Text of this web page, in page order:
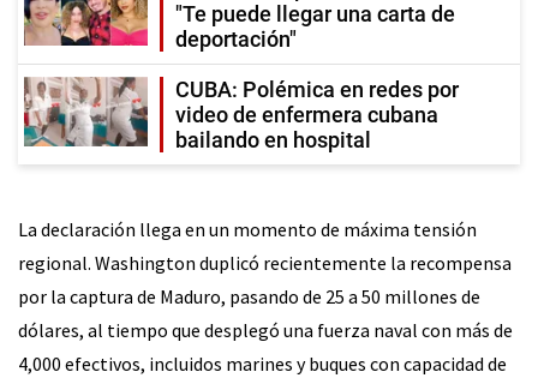
"Te puede llegar una carta de
deportación"
CUBA: Polémica en redes por
video de enfermera cubana
bailando en hospital
La declaración llega en un momento de máxima tensión
regional. Washington duplicó recientemente la recompensa
por la captura de Maduro, pasando de 25 a 50 millones de
dólares, al tiempo que desplegó una fuerza naval con más de
4,000 efectivos, incluidos marines y buques con capacidad de